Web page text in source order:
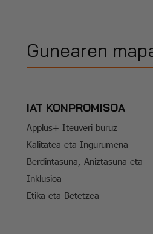
Gunearen
IAT KONPROMISOA
Applus+ Iteuveri buruz
Kalitatea eta Ingurumena
Berdintasuna, Aniztasuna eta
Inklusioa
Etika eta Betetzea